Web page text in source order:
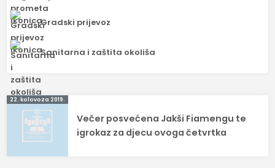
Gradski prijevoz
Sanitarna i zaštita okoliša
Navigacija
objava
22. kolovoza 2019.
Večer posvećena Jakši Fiamengu te
igrokaz za djecu ovoga četvrtka